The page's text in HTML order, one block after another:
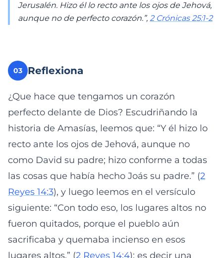
Jerusalén. Hizo él lo recto ante los ojos de Jehová,
aunque no de perfecto corazón.”, 2 Crónicas 25:1-2
03 Reflexiona
¿Que hace que tengamos un corazón
perfecto delante de Dios? Escudriñando la
historia de Amasías, leemos que: “Y él hizo lo
recto ante los ojos de Jehová, aunque no
como David su padre; hizo conforme a todas
las cosas que había hecho Joás su padre.” (2
Reyes 14:3), y luego leemos en el versículo
siguiente: “Con todo eso, los lugares altos no
fueron quitados, porque el pueblo aún
sacrificaba y quemaba incienso en esos
lugares altos.” (2 Reyes 14:4); es decir una